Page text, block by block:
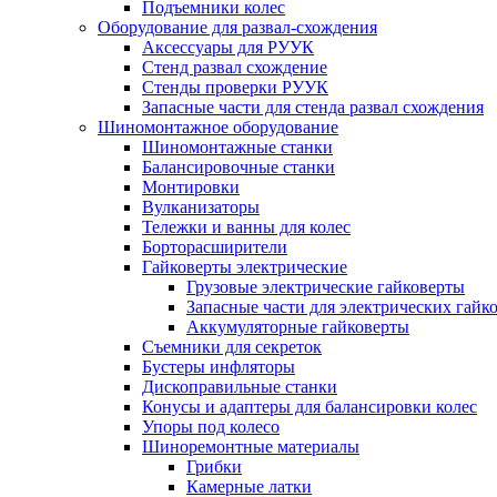
Подъемники колес
Оборудование для развал-схождения
Аксессуары для РУУК
Стенд развал схождение
Стенды проверки РУУК
Запасные части для стенда развал схождения
Шиномонтажное оборудование
Шиномонтажные станки
Балансировочные станки
Монтировки
Вулканизаторы
Тележки и ванны для колес
Борторасширители
Гайковерты электрические
Грузовые электрические гайковерты
Запасные части для электрических
Аккумуляторные гайковерты
Съемники для секреток
Бустеры инфляторы
Дископравильные станки
Конусы и адаптеры для балансировки колес
Упоры под колесо
Шиноремонтные материалы
Грибки
Камерные латки